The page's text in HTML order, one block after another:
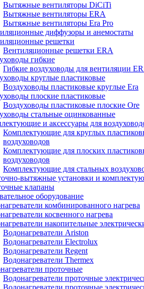
Вытяжные вентиляторы DiCiTi
Вытяжные вентиляторы ERA
Вытяжные вентиляторы Era Pro
диффузоры и анемостаты
решетки
Вентиляционные решетки ERA
гибкие
Гибкие воздуховоды для вентиляции
круглые пластиковые
Воздуховоды пластиковые круглые Era
плоские пластиковые
Воздуховоды пластиковые плоские Ore
стальные оцинкованные
и аксессуары для
Комплектующие для круглых
воздуховодов
Комплектующие для плоских
воздуховодов
Комплектующие для стальных
вытяжные установки и
клапаны
оборудование
комбинированного нагрева
косвенного нагрева
накопительные
Водонагреватели Ariston
Водонагреватели Electrolux
Водонагреватели Regent
Водонагреватели Thermex
проточные
Водонагреватели проточные